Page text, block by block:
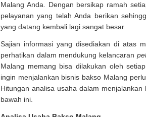
Malang Anda. Dengan bersikap ramah
pelayanan yang telah Anda berikan
yang datang kembali lagi sangat besar.
Sajian informasi yang disediakan di atas
perhatikan dalam mendukung kelancaran
Malang memang bisa dilakukan oleh
ingin menjalankan bisnis bakso Malang
Hitungan analisa usaha dalam
bawah ini.